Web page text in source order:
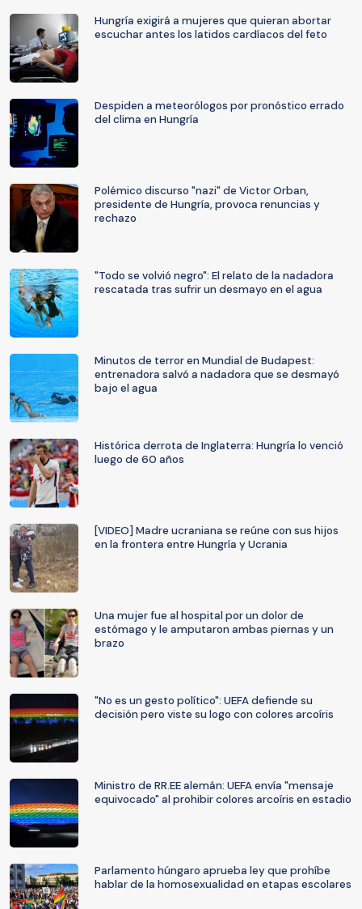
Hungría exigirá a mujeres que quieran abortar
escuchar antes los latidos cardíacos del feto
Despiden a meteorólogos por pronóstico errado
del clima en Hungría
Polémico discurso "nazi" de Victor Orban,
presidente de Hungría, provoca renuncias y
rechazo
"Todo se volvió negro": El relato de la nadadora
rescatada tras sufrir un desmayo en el agua
Minutos de terror en Mundial de Budapest:
entrenadora salvó a nadadora que se desmayó
bajo el agua
Histórica derrota de Inglaterra: Hungría lo venció
luego de 60 años
[VIDEO] Madre ucraniana se reúne con sus hijos
en la frontera entre Hungría y Ucrania
Una mujer fue al hospital por un dolor de
estómago y le amputaron ambas piernas y un
brazo
"No es un gesto político": UEFA defiende su
decisión pero viste su logo con colores arcoíris
Ministro de RR.EE alemán: UEFA envía "mensaje
equivocado" al prohibir colores arcoíris en estadio
Parlamento húngaro aprueba ley que prohíbe
hablar de la homosexualidad en etapas escolares